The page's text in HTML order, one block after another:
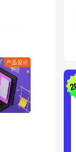
产品设计